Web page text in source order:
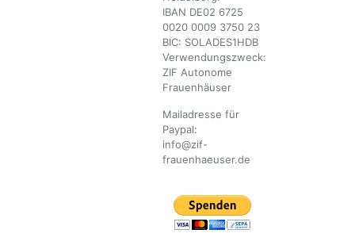
IBAN DE02 6725
0020 0009 3750 23
BIC: SOLADES1HDB
Verwendungszweck:
ZIF Autonome
Frauenhäuser
Mailadresse für
Paypal:
info@zif-
frauenhaeuser.de